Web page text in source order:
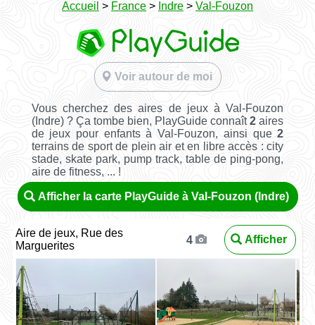
Accueil > France > Indre > Val-Fouzon
Voir autour de moi
Vous cherchez des aires de jeux à Val-Fouzon
(Indre) ? Ça tombe bien, PlayGuide connaît2 aires
de jeux pour enfants à Val-Fouzon, ainsi que2
terrains de sport de plein air et en libre accès : city
stade, skate park, pump track, table de ping-pong,
aire de fitness, ... !
Afficher la carte PlayGuide à Val-Fouzon (Indre)
Aire de jeux, Rue des
Marguerites
4 Afficher